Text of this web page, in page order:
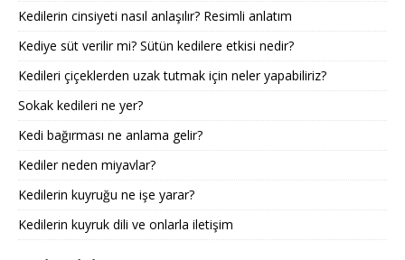
Kedilerin cinsiyeti nasıl anlaşılır? Resimli anlatım
Kediye süt verilir mi? Sütün kedilere etkisi nedir?
Kedileri çiçeklerden uzak tutmak için neler yapabiliriz?
Sokak kedileri ne yer?
Kedi bağırması ne anlama gelir?
Kediler neden miyavlar?
Kedilerin kuyruğu ne işe yarar?
Kedilerin kuyruk dili ve onlarla iletişim